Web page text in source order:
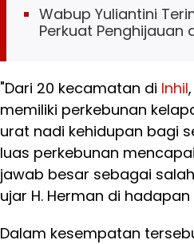
Wabup Yuliantini
Perkuat Penghijauan
"Dari 20 kecamatan di Inhil
memiliki perkebunan
urat nadi kehidupan bagi
luas perkebunan
jawab besar sebagai
ujar H. Herman di hadapan
Dalam kesempatan